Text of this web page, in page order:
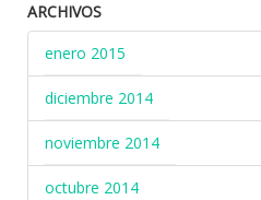
ARCHIVOS
enero 2015
diciembre 2014
noviembre 2014
octubre 2014